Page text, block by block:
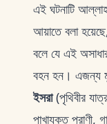
এই ঘটনাটি
আয়াতে বলা
বলে যে এই
বহন হন। এজন্য
ইসরা(পৃথিবীর
পাখাযুক্ত প্রাণী,